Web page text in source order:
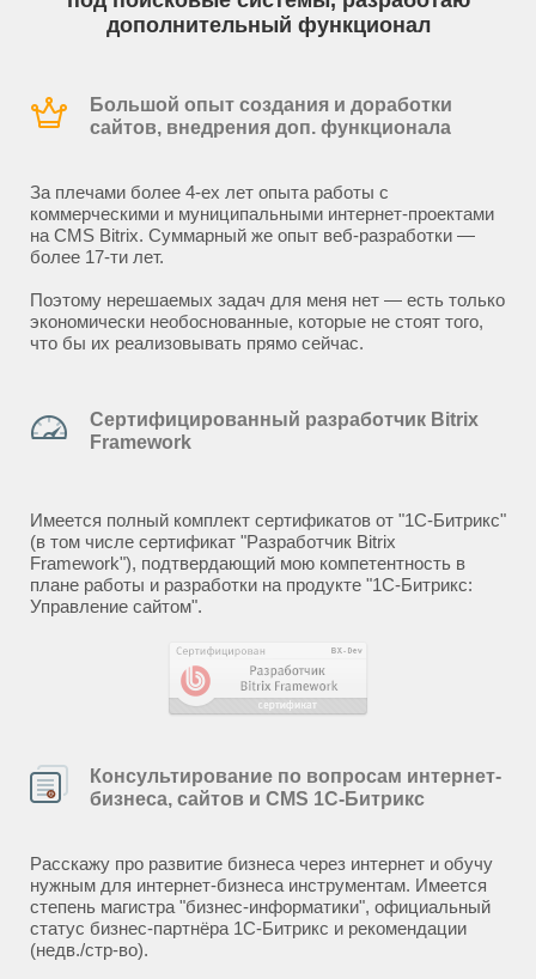
дополнительный функционал
Большой опыт создания и доработки
сайтов, внедрения доп. функционала
За плечами более 4-ех лет опыта работы с
коммерческими и муниципальными интернет-проектами
на CMS Bitrix. Суммарный же опыт веб-разработки —
более 17-ти лет.
Поэтому нерешаемых задач для меня нет — есть только
экономически необоснованные, которые не стоят того,
что бы их реализовывать прямо сейчас.
Сертифицированный разработчик Bitrix
Framework
Имеется полный комплект сертификатов от "1С-Битрикс"
(в том числе сертификат "Разработчик Bitrix
Framework"), подтвердающий мою компетентность в
плане работы и разработки на продукте "1С-Битрикс:
Управление сайтом".
Консультирование по вопросам интернет-
бизнеса, сайтов и CMS 1С-Битрикс
Расскажу про развитие бизнеса через интернет и обучу
нужным для интернет-бизнеса инструментам. Имеется
степень магистра "бизнес-информатики", официальный
статус бизнес-партнёра 1С-Битрикс и рекомендации
(недв./стр-во).